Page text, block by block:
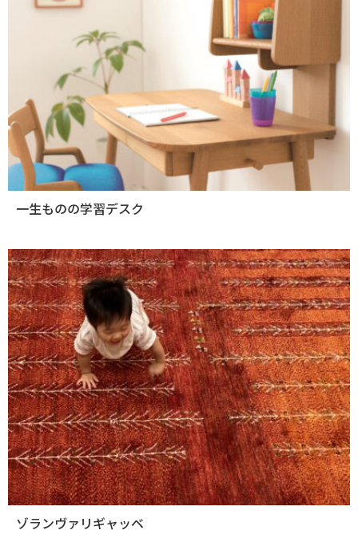
一生ものの学習デスク
ゾランヴァリギャッベ